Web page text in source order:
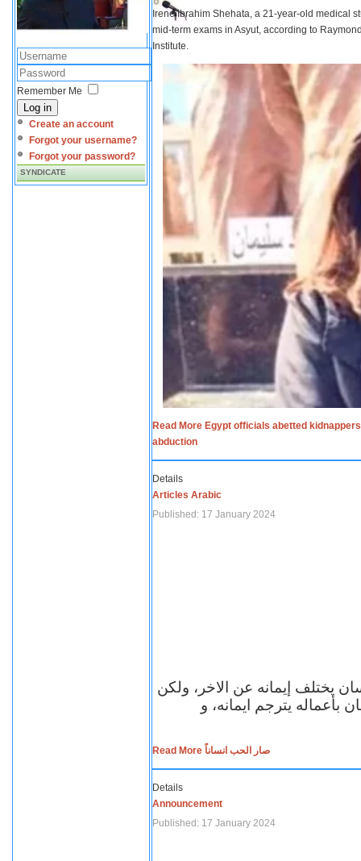
Remember Me
Log in
Create an account
Forgot your username?
Forgot your password?
SYNDICATE
Irene Ibrahim Shehata, a 21-year-old medical
mid-term exams in Asyut, according to
Institute.
Read More Egypt officials abetted
abduction
Details
Articles Arabic
Published: 17 January 2024
يختلف إيمانه عن الاخر، ولكن
بأعماله يترجم ايمانه، و
Read More صار الحب انساناً
Details
Announcement
Published: 17 January 2024